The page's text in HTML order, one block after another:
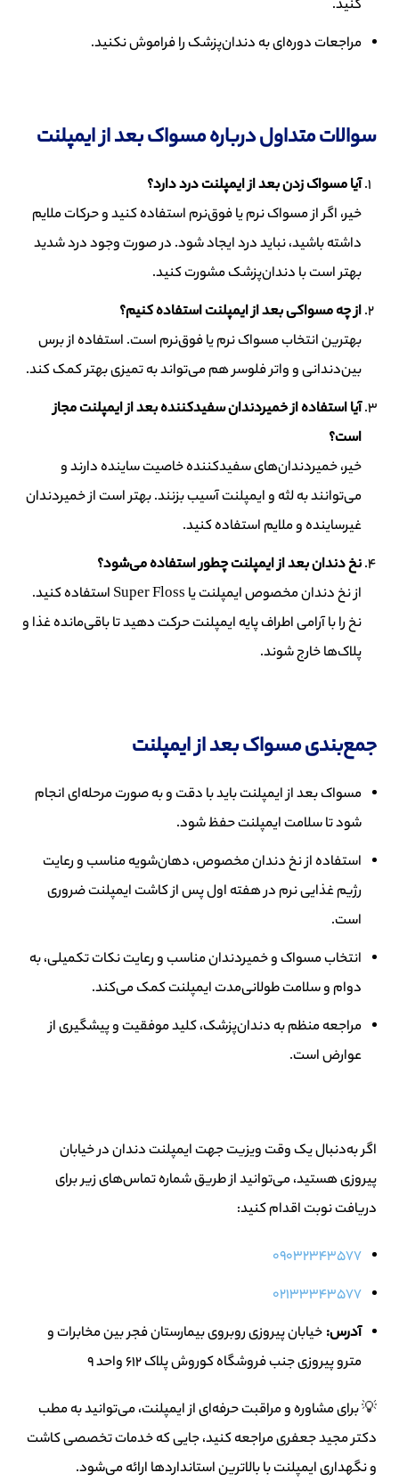
کنید.
مراجعات دوره‌ای به دندان‌پزشک را فراموش نکنید.
سوالات متداول درباره مسواک بعد از ایمپلنت
آیا مسواک زدن بعد از ایمپلنت درد دارد؟
خیر، اگر از مسواک نرم یا فوق‌نرم استفاده کنید و حرکات ملایم
داشته باشید، نباید درد ایجاد شود. در صورت وجود درد شدید
بهتر است با دندان‌پزشک مشورت کنید.
از چه مسواکی بعد از ایمپلنت استفاده کنیم؟
بهترین انتخاب مسواک نرم یا فوق‌نرم است. استفاده از برس
بین‌دندانی و واتر فلوسر هم می‌تواند به تمیزی بهتر کمک کند.
آیا استفاده از خمیردندان سفیدکننده بعد از ایمپلنت مجاز
است؟
خیر، خمیردندان‌های سفیدکننده خاصیت ساینده دارند و
می‌توانند به لثه و ایمپلنت آسیب بزنند. بهتر است از خمیردندان
غیرساینده و ملایم استفاده کنید.
نخ دندان بعد از ایمپلنت چطور استفاده می‌شود؟
از نخ دندان مخصوص ایمپلنت یا Super Floss استفاده کنید.
نخ را با آرامی اطراف پایه ایمپلنت حرکت دهید تا باقی‌مانده غذا و
پلاک‌ها خارج شوند.
جمع‌بندی مسواک بعد از ایمپلنت
مسواک بعد از ایمپلنت باید با دقت و به صورت مرحله‌ای انجام
شود تا سلامت ایمپلنت حفظ شود.
استفاده از نخ دندان مخصوص، دهان‌شویه مناسب و رعایت
رژیم غذایی نرم در هفته اول پس از کاشت ایمپلنت ضروری
است.
انتخاب مسواک و خمیردندان مناسب و رعایت نکات تکمیلی، به
دوام و سلامت طولانی‌مدت ایمپلنت کمک می‌کند.
مراجعه منظم به دندان‌پزشک، کلید موفقیت و پیشگیری از
عوارض است.
اگر به‌دنبال یک وقت ویزیت جهت ایمپلنت دندان در خیابان
پیروزی هستید، می‌توانید از طریق شماره تماس‌های زیر برای
دریافت نوبت اقدام کنید:
09032343577
02133343577
آدرس: خیابان پیروزی روبروی بیمارستان فجر بین مخابرات و
مترو پیروزی جنب فروشگاه کوروش پلاک ۶۱۲ واحد ۹
💡 برای مشاوره و مراقبت حرفه‌ای از ایمپلنت، می‌توانید به مطب
دکتر مجید جعفری مراجعه کنید، جایی که خدمات تخصصی کاشت
و نگهداری ایمپلنت با بالاترین استانداردها ارائه می‌شود.